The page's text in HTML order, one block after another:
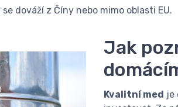
se dováží z Číny nebo mimo oblasti EU.
Jak
Kvalitní med je